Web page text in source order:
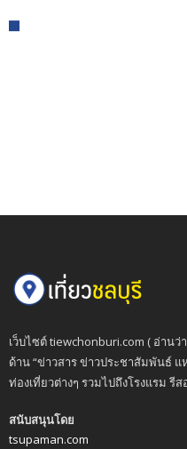
เว็บไซต์ tiewchonburi.com ( อ่านว่
ด้าน “ข่าวสาร ข่าวประชาสัมพันธ์
ท่องเที่ยวต่างๆ รวมไปถึงโรงแรม รี
สนับสนุนโดย
tsupaman.com